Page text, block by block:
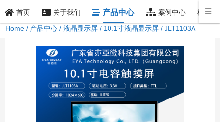
首页 关于我们 产品中心 案例中心 样品索
Home / 产品中心 /液晶显示屏 / 10.1寸液晶显示屏 / JLT1103A